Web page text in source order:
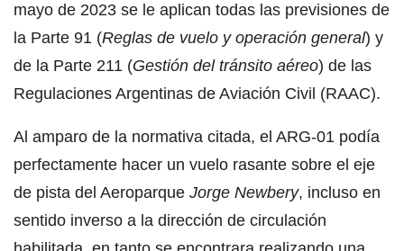
mayo de 2023 se le aplican todas las previsiones de
la Parte 91 (Reglas de vuelo y operación general) y
de la Parte 211 (Gestión del tránsito aéreo) de las
Regulaciones Argentinas de Aviación Civil (RAAC).
Al amparo de la normativa citada, el ARG-01 podía
perfectamente hacer un vuelo rasante sobre el eje
de pista del Aeroparque Jorge Newbery, incluso en
sentido inverso a la dirección de circulación